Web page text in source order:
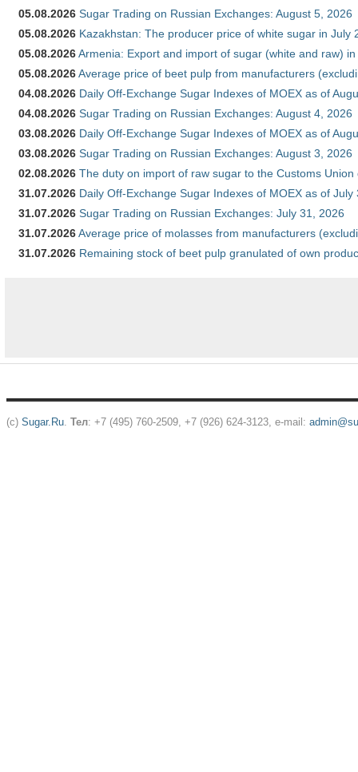
05.08.2026 Sugar Trading on Russian Exchanges: August 5, 2026
05.08.2026 Kazakhstan: The producer price of white sugar in July
05.08.2026Armenia: Export and import of sugar (white and raw)
05.08.2026Average price of beet pulp from manufacturers
04.08.2026 Daily Off-Exchange Sugar Indexes of MOEX as of
04.08.2026 Sugar Trading on Russian Exchanges: August 4, 2026
03.08.2026 Daily Off-Exchange Sugar Indexes of MOEX as of
03.08.2026 Sugar Trading on Russian Exchanges: August 3, 2026
02.08.2026 The duty on import of raw sugar to the Customs
31.07.2026 Daily Off-Exchange Sugar Indexes of MOEX as of July
31.07.2026 Sugar Trading on Russian Exchanges: July 31, 2026
31.07.2026Average price of molasses from manufacturers
31.07.2026 Remaining stock of beet pulp granulated of own
(c) Sugar.Ru. Тел: +7 (495) 760-2509, +7 (926) 624-3123, e-mail: